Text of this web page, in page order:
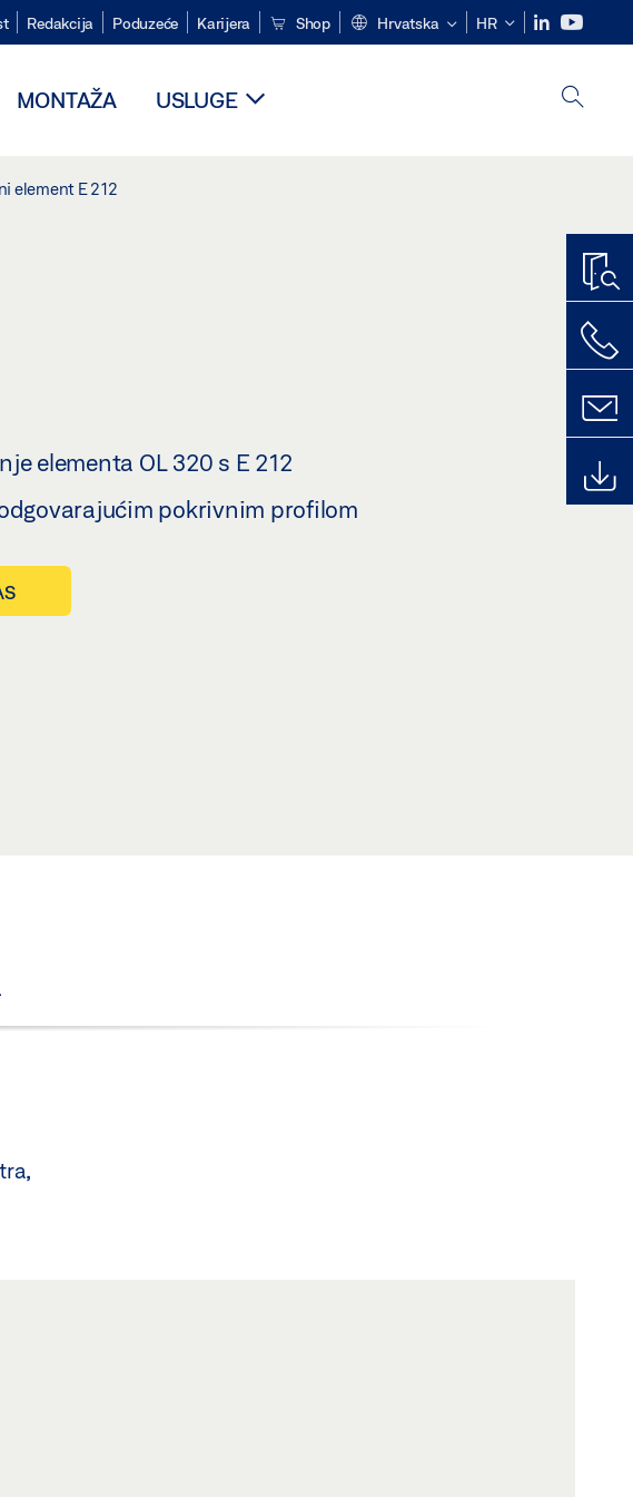
Redakcija Poduzeće Karijera Shop Hrvatska HR
MONTAŽA USLUGE
element E 212
elementa OL 320 s E 212
pokrivnim profilom